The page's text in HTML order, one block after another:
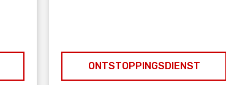
ONTSTOPPINGSDIENST